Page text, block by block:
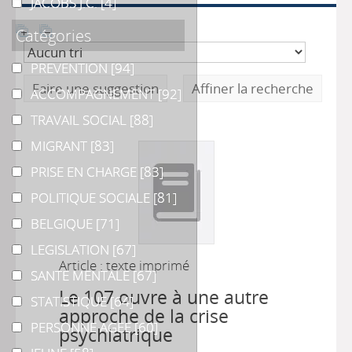
Faire une suggestion Affiner la recherche
Article : texte imprimé
Le 107 ouvre à une autre
approche de la crise
psychiatrique
Catégories
PREVENTION
PREVENTION[94]
ACCOMPAGNEMENT
ACCOMPAGNEMENT[92]
TRAVAIL SOCIAL
TRAVAIL SOCIAL [88]
MIGRANT
MIGRANT [83]
PRISE EN CHARGE
PRISE EN CHARGE [83]
POLITIQUE SOCIALE
POLITIQUE SOCIALE [81]
BELGIQUE
BELGIQUE [71]
LEGISLATION
LEGISLATION [67]
SANTE MENTALE
SANTE MENTALE[67]
STATISTIQUE
STATISTIQUE[64]
PERSONNE AGEE
PERSONNE AGEE[60]